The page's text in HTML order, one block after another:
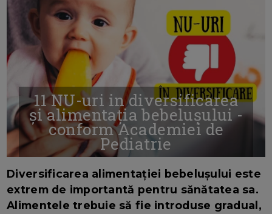
11 NU-uri in diversificarea
și alimentația bebelușului -
conform Academiei de
Pediatrie
Diversificarea alimentației bebelușului este
extrem de importantă pentru sănătatea sa.
Alimentele trebuie să fie introduse gradual,